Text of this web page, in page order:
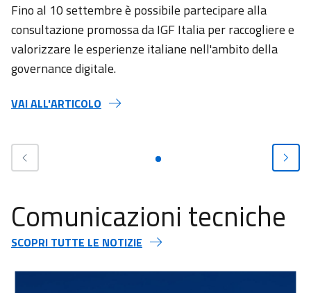
Fino al 10 settembre è possibile partecipare alla
consultazione promossa da IGF Italia per raccogliere e
valorizzare le esperienze italiane nell'ambito della
governance digitale.
VAI ALL'ARTICOLO
Comunicazioni tecniche
SCOPRI TUTTE LE NOTIZIE